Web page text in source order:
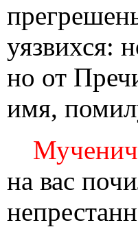
уязвихся:
но от
имя,
на вас